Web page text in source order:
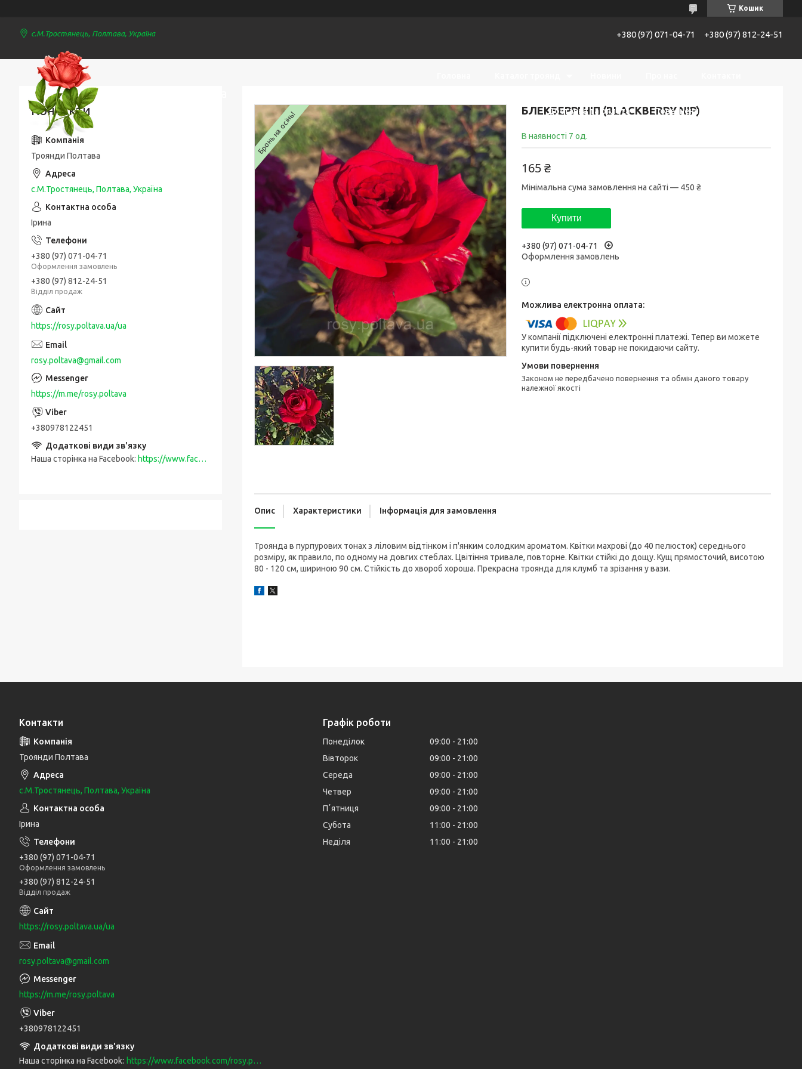
Кошик
с.М.Тростянець, Полтава, Україна +380 (97) 071-04-71 +380 (97) 812-24-51
Доставка та оплата Повернення та обмін
БЛЕКБЕРРІ НІП (BLACKBERRY NIP)
В наявності 7 од.
165 ₴
Мінімальна сума замовлення на сайті — 450 ₴
Купити
+380 (97) 071-04-71
Оформлення замовлень
У компанії підключені електронні платежі. Тепер ви можете
купити будь-який товар не покидаючи сайту.
Законом не передбачено повернення та обмін даного товару
належної якості
Бронь на осінь!
Опис Характеристики Інформація для замовлення
Троянда в пурпурових тонах з ліловим відтінком і п'янким солодким ароматом. Квітки махрові (до 40 пелюсток) середнього
розміру, як правило, по одному на довгих стеблах. Цвітіння тривале, повторне. Квітки стійкі до дощу. Кущ прямосточий, висотою
80 - 120 см, шириною 90 см. Стійкість до хвороб хороша. Прекрасна троянда для клумб та зрізання у вази.
Контакти
Троянди Полтава
с.М.Тростянець, Полтава, Україна
Ірина
+380 (97) 071-04-71
Оформлення замовлень
+380 (97) 812-24-51
Відділ продаж
https://rosy.poltava.ua/ua
rosy.poltava@gmail.com
https://m.me/rosy.poltava
+380978122451
Наша сторінка на Facebook https://www.facebook.com/rosy.poltava
Контакти
Троянди Полтава
с.М.Тростянець, Полтава, Україна
Ірина
+380 (97) 071-04-71
Оформлення замовлень
+380 (97) 812-24-51
Відділ продаж
https://rosy.poltava.ua/ua
rosy.poltava@gmail.com
https://m.me/rosy.poltava
+380978122451
Наша сторінка на Facebook https://www.facebook.com/rosy.poltava
Графік роботи
Понеділок 09:00
21:00
Вівторок
09:00
21:00
Середа
09:00
21:00
Четвер
09:00
21:00
Пʼятниця
09:00
21:00
Субота
11:00
21:00
Неділя
11:00 21:00